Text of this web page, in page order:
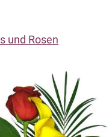
und Rosen